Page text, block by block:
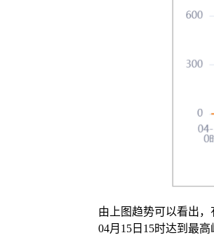
由上图趋势可以看出
04月15日15时达到最高